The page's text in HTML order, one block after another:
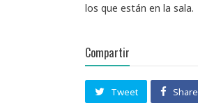
los que están en la sala.
Compartir
Tweet Share